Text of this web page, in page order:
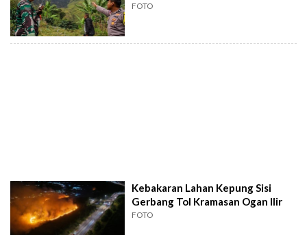
FOTO
Kebakaran Lahan Kepung Sisi
Gerbang Tol Kramasan Ogan Ilir
FOTO